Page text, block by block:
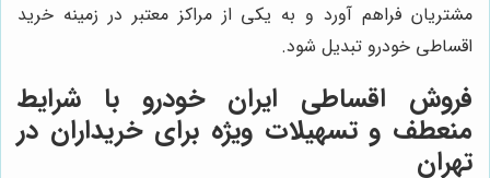
مشتریان فراهم آورد و به یکی از مراکز معتبر در زمینه خرید
اقساطی خودرو تبدیل شود.
فروش اقساطی ایران خودرو با شرایط
منعطف و تسهیلات ویژه برای خریداران در
تهران